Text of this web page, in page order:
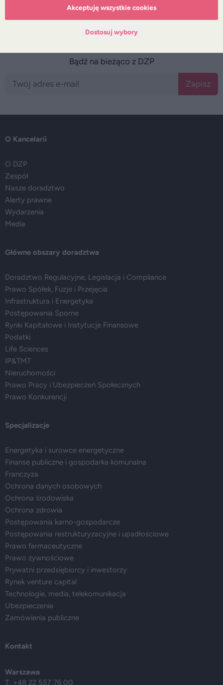
Pomoc publiczna i fundusze unijne
Bądź na bieżąco z DZP
Zapisz
O Kancelarii
O DZP
Zespół
Nasze doradztwo
Alerty prawne
Wydarzenia
Media
Główne obszary doradztwa
Doradztwo Regulacyjne, Legislacja i Compliance
Prawo Spółek, Fuzje i Przejęcia
Infrastruktura i Energetyka
Postępowania Sporne
Rynki Kapitałowe i Instytucje Finansowe
Podatki
Life Sciences
IP&TMT
Nieruchomości
Prawo Pracy i Ubezpieczeń Społecznych
Prawo Konkurencji
Specjalizacje
Energetyka i surowce energetyczne
Finanse publiczne i gospodarka komunalna
Franczyza
Ochrona danych osobowych
Ochrona środowiska
Ochrona zdrowia
Postępowania karno-gospodarcze
Postępowania restrukturyzacyjne i upadłościowe
Prawo farmaceutyczne
Prawo żywnościowe
Prywatni przedsiębiorcy i inwestorzy
Rynek venture capital
Technologie, media, telekomunikacja
Ubezpieczenia
Zamówienia publiczne
Kontakt
Warszawa
T: +48 22 557 76 00
Akceptuję wszystkie cookies
Dostosuj wybory